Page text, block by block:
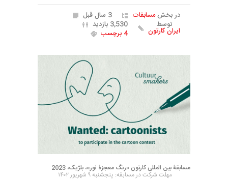
در بخشمسابقات
3 سال قبل
توسط
ایران کارتون
3,530 بازدید
4 برچسب
مسابقۀ بین المللی کارتون «رنگ معجزۀ نور»، بلژیک، 2023
مهلت شرکت در مسابقه: پنجشنبه ۹ شهریور ۱۴۰۲